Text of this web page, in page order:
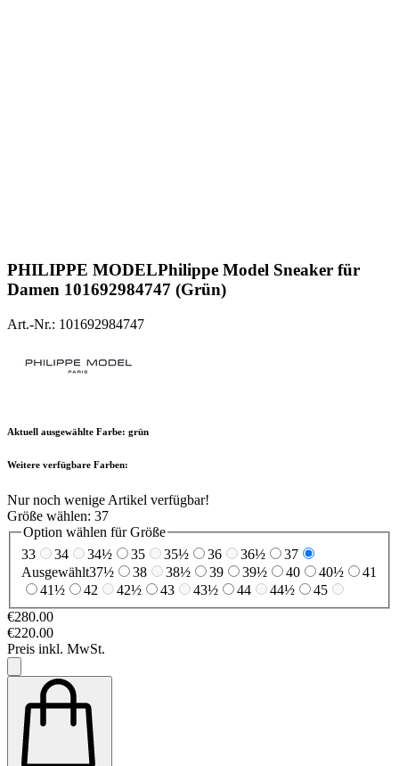
PHILIPPE MODELPhilippe Model Sneaker für
Damen 101692984747 (Grün)
Art.-Nr.: 101692984747
Aktuell ausgewählte Farbe: grün
Weitere verfügbare Farben:
Nur noch wenige Artikel verfügbar!
Größe wählen: 37
Option wählen für Größe
33
34 34½ 35 35½ 36 36½
37
Ausgewählt37½ 38 38½ 39 39½ 40 40½
41
41½
42 42½ 43 43½ 44 44½
45
€280.00
€220.00
Preis inkl. MwSt.